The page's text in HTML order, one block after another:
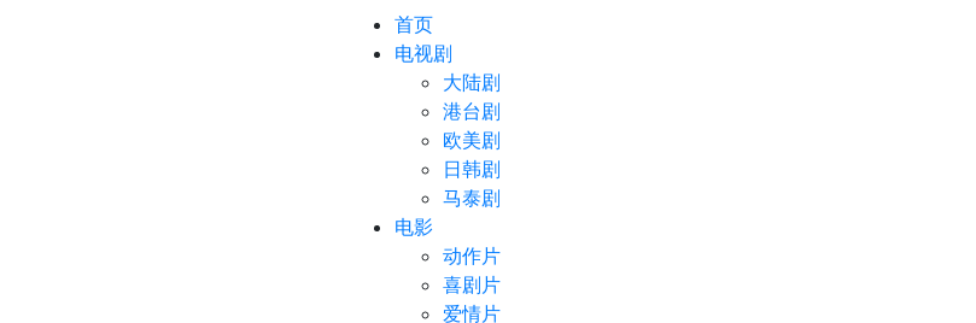
首页
电视剧
大陆剧
港台剧
欧美剧
日韩剧
马泰剧
电影
动作片
喜剧片
爱情片